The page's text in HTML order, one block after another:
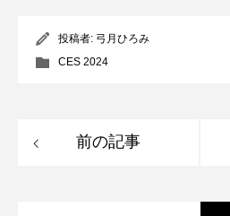
投稿者: 弓月ひろみ
CES 2024
前の記事